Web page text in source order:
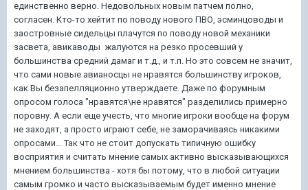
единственно верно. Недовольных новым патчем полно,
согласен. Кто-то хейтит по поводу нового ПВО, эсминцоводы и
заостровные сидельцы плачутся по поводу новой механики
засвета, авикаводы жалуются на резко просевший у
большинства средний дамаг и т.д., и т.п. Но это совсем не значит,
что сами новые авианосцы не нравятся большинству игроков,
как Вы безапелляционно утверждаете. Даже по форумным
опросом голоса "нравятся\не нравятся" разделились примерно
поровну. А если еще учесть, что многие игроки вообще на форум
не заходят, а просто играют себе, не заморачиваясь никакими
опросами... Так что не стоит допускать типичную ошибку
восприятия и считать мнение самых активно высказывающихся
мнением большинства - хотя бы потому, что в любой ситуации
самым громко и часто высказываемым будет именно мнение